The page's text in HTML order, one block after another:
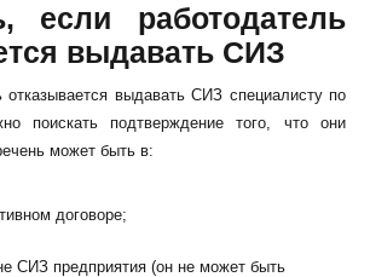
если работодатель
выдавать СИЗ
отказывается выдавать СИЗ специалисту по
поискать подтверждение того, что они
может быть в:
договоре;
СИЗ предприятия (он не может быть